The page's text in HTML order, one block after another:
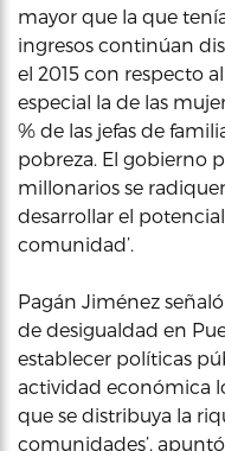
mayor que la que
ingresos continúan
el 2015 con respecto
especial la de las
% de las jefas de
pobreza. El gobierno
millonarios se
desarrollar el
comunidad’.
Pagán Jiménez
de desigualdad en
establecer políticas
actividad económica
que se distribuya la
comunidades’,